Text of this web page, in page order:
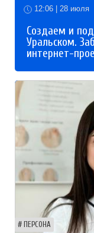
12:06 | 28 июля
Создаем и
Уральском.
интернет-
ПЕРСОНА